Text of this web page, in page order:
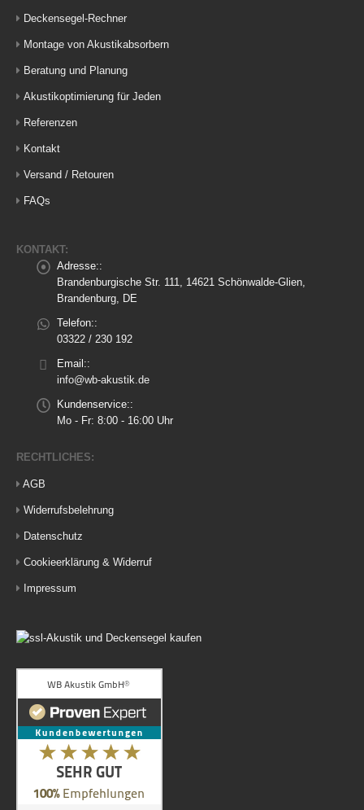
Deckensegel-Rechner
Montage von Akustikabsorbern
Beratung und Planung
Akustikoptimierung für Jeden
Referenzen
Kontakt
Versand / Retouren
FAQs
KONTAKT:
Adresse::
Brandenburgische Str. 111, 14621 Schönwalde-Glien,
Brandenburg, DE
Telefon::
03322 / 230 192
Email::
info@wb-akustik.de
Kundenservice::
Mo - Fr: 8:00 - 16:00 Uhr
RECHTLICHES:
AGB
Widerrufsbelehrung
Datenschutz
Cookieerklärung & Widerruf
Impressum